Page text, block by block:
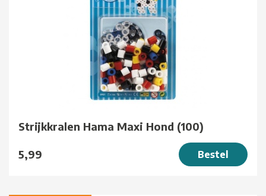
Strijkkralen Hama Maxi Hond (100)
5,99 Bestel